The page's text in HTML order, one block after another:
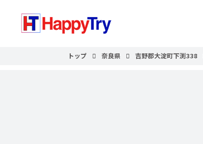
トップ 奈良県 吉野郡大淀町下渕338